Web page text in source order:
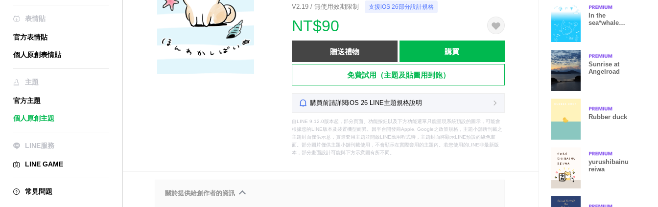
表情貼
官方表情貼
個人原創表情貼
主題
官方主題
個人原創主題
LINE服務
LINE GAME
常見問題
V2.19 / 無使用效期限制 支援iOS 26部分設計規格
NT$90
贈送禮物 購買
免費試用（主題及貼圖用到飽）
購買前請詳閱iOS 26 LINE主題規格說明
自LINE 9.12.0版本起，部分頁面、功能按鈕以及下方功能選單只能呈現系統預設的圖示，可能會
根據您的LINE版本及裝置機型而異。因平台開發商Apple, Google之政策規格，主題小舖所刊載之
主題封面僅供示意，實際套用主題並開啟LINE應用程式時，主題封面將顯示LINE預設的綠色畫
面。部分圖片僅供主題小舖刊載使用，不會顯示在實際套用的主題內。若您使用的LINE非最新版
本，部分畫面設計可能與下方示意圖有所不同。
關於提供給創作者的資訊
In the
sea*whale
Sunrise at
Angelroad
Rubber duck
yurushibainu
reiwa